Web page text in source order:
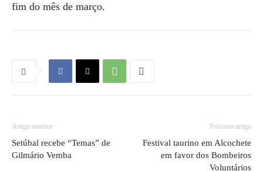
fim do mês de março.
Artigo anterior
Setúbal recebe “Temas” de
Gilmário Vemba
Próximo artigo
Festival taurino em Alcochete
em favor dos Bombeiros
Voluntários